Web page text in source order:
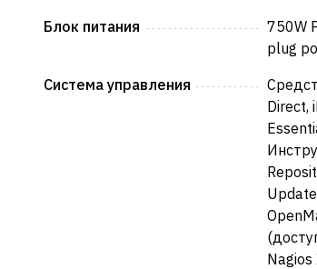
Блок питания
750W
plug
Система управления
Direct,